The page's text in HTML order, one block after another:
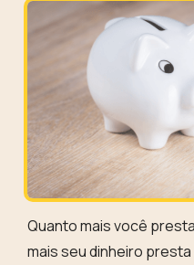
Quanto mais você
mais seu dinheiro